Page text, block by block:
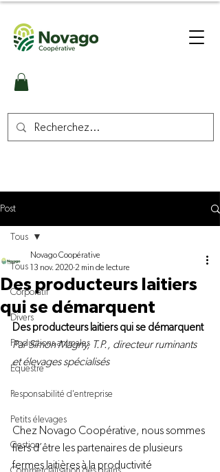
Post
Tous
Corporatif
Divers
Productions animales
Équestre
Responsabilité d'entreprise
Petits élevages
Gestion
Tous
Des producteurs laitiers
qui se démarquent
Novago Coopérative
13 nov. 2020 2 min de lecture
Des producteurs laitiers qui se démarquent
Par Simon Magny, T.P., directeur ruminants
et élevages spécialisés
Chez Novago Coopérative, nous sommes
fiers d’être les partenaires de plusieurs
fermes laitières à la productivité